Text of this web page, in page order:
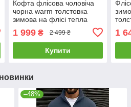
Кофта флісова чоловіча
чорна warm толстовка
зимова на флісі тепла
1 999₴ 2 499 ₴
Купити
1
–48%